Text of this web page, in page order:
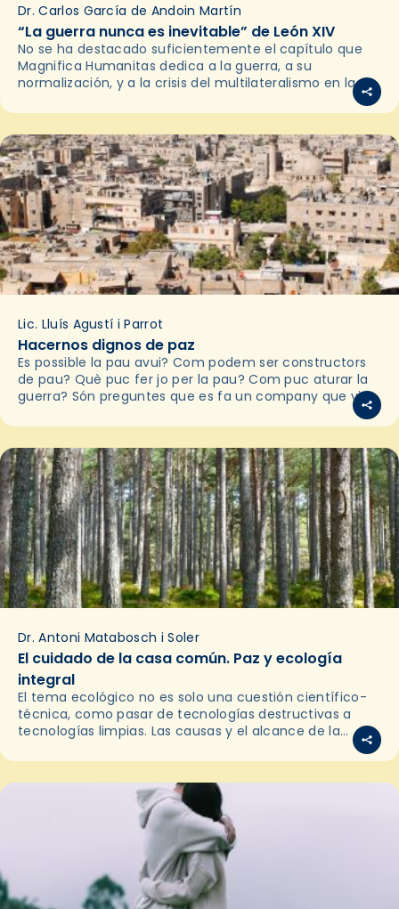
Dr. Carlos García de Andoin Martín
“La guerra nunca es inevitable” de León XIV
No se ha destacado suficientemente el capítulo que
Magnifica Humanitas dedica a la guerra, a su
normalización, y a la crisis del multilateralismo en las
relaciones internacionales. Es relevante porque la paz…
Lic. Lluís Agustí i Parrot
Hacernos dignos de paz
Es possible la pau avui? Com podem ser constructors
de pau? Què puc fer jo per la pau? Com puc aturar la
guerra? Són preguntes que es fa un company que viu…
Dr. Antoni Matabosch i Soler
El cuidado de la casa común. Paz y ecología
integral
El tema ecológico no es solo una cuestión científico-
técnica, como pasar de tecnologías destructivas a
tecnologías limpias. Las causas y el alcance de la
actual emergencia ecológica vienen de muy lejos y…